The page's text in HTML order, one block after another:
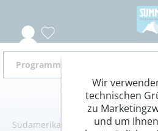
Programm 2026
Südamerika Ecuador/Anden/
Wir
technischen
zu
und um